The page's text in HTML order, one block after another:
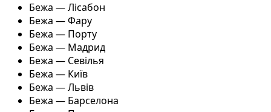
Бежа — Лісабон
Бежа — Фару
Бежа — Порту
Бежа — Мадрид
Бежа — Севілья
Бежа — Київ
Бежа — Львів
Бежа — Барселона